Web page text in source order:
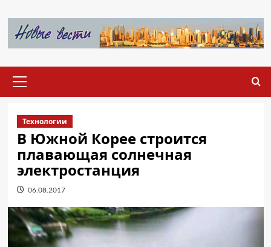
содержимому
меню
Технологии
В Южной Корее строится
плавающая солнечная
электростанция
06.08.2017